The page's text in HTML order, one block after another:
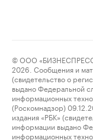
© ООО
2026. Сообщения и
(свидетельство о
выдано Федеральной
информационных
(Роскомнадзор)
издания «РБК»
информации выдано
информационных